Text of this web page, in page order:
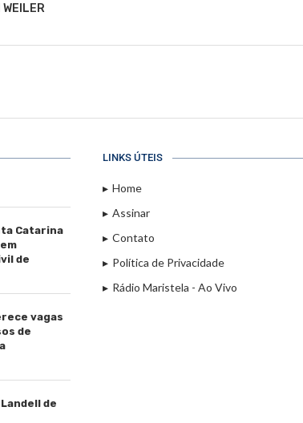
Catarina
de
vagas
de
de
LINKS ÚTEIS
Home
Assinar
Contato
Política de Privacidade
Rádio Maristela - Ao Vivo